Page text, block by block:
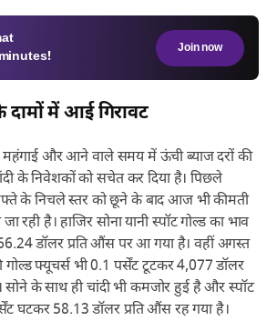
Join now
में आई गिरावट
महंगाई और आने वाले समय में ऊंची ब्याज दरों की
के निवेशकों को सचेत कर दिया है। पिछले
के निचले स्तर को छूने के बाद आज भी कीमती
रही है। हाजिर सोना यानी स्पॉट गोल्ड का भाव
डॉलर प्रति औंस पर आ गया है। वहीं अगस्त
गोल्ड फ्यूचर्स भी 0.1 पर्सेंट टूटकर 4,077 डॉलर
सोने के साथ ही चांदी भी कमजोर हुई है और स्पॉट
घटकर 58.13 डॉलर प्रति औंस रह गया है।